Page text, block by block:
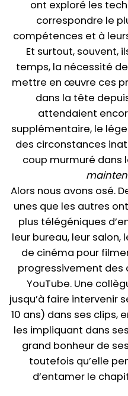
ont exploré les
correspondre le
compétences et à
Et surtout, souvent,
temps, la nécessité
mettre en œuvre ces
dans la tête
attendaient
supplémentaire, le
des circonstances
coup murmuré dans
Alors nous avons osé.
unes que les autres
plus télégéniques
leur bureau, leur
de cinéma pour
progressivement des
YouTube. Une
jusqu’à faire intervenir
10 ans) dans ses clips,
les impliquant dans
grand bonheur de
toutefois qu’elle
d’entamer le